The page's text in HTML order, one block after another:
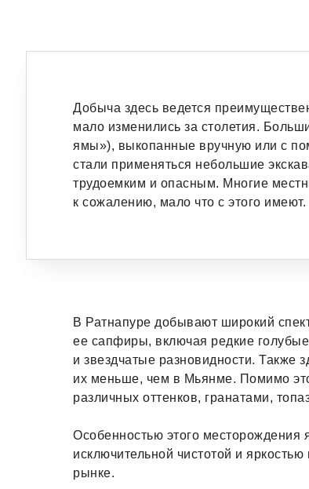
Добыча здесь ведется
мало изменились за столетия.
ямы»), выкопанные вручную или с
стали применяться небольшие
трудоемким и опасным. Многие
к сожалению, мало что с этого имеют.
В Ратнапуре добывают широкий
ее сапфиры, включая редкие
и звездчатые разновидности. Также
их меньше, чем в Мьянме. Помимо
различных оттенков, гранатами,
Особенностью этого месторождения
исключительной чистотой и
рынке.